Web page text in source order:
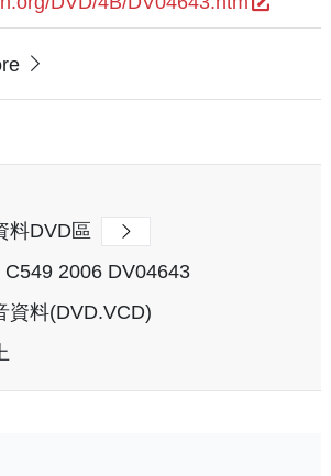
料DVD區
C549 2006 DV04643
資料(DVD.VCD)